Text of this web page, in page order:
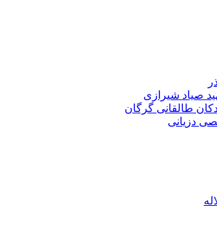
صیاد شیرازی
طالقانی گرگان
دزیانی